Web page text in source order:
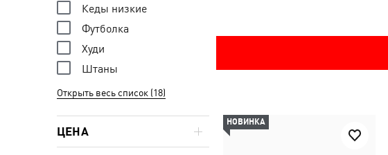
НОВИНКА
Кеды низкие
Футболка
Худи
Штаны
Открыть весь список (18)
ЦЕНА